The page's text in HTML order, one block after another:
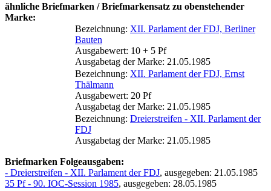
ähnliche Briefmarken / Briefmarkensatz zu obenstehender
Marke:
Bezeichnung: XII. Parlament der FDJ, Berliner
Bauten
Ausgabewert: 10 + 5 Pf
Ausgabetag der Marke: 21.05.1985
Bezeichnung: XII. Parlament der FDJ, Ernst
Thälmann
Ausgabewert: 20 Pf
Ausgabetag der Marke: 21.05.1985
Bezeichnung: Dreierstreifen - XII. Parlament der
FDJ
Ausgabetag der Marke: 21.05.1985
Briefmarken Folgeausgaben:
- Dreierstreifen - XII. Parlament der FDJ, ausgegeben: 21.05.1985
35 Pf - 90. IOC-Session 1985, ausgegeben: 28.05.1985